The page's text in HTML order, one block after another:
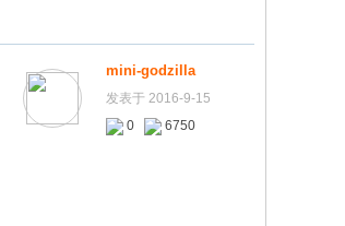
mini-godzilla
发表于 2016-9-15
0
6750